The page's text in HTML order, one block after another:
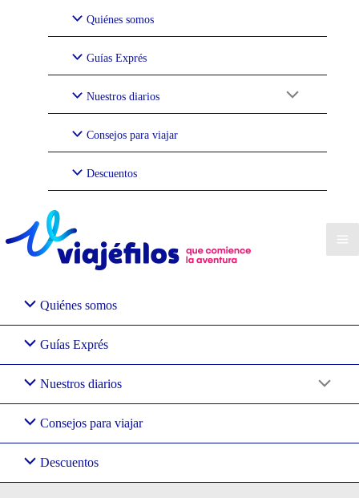
Quiénes somos
Guías Exprés
Nuestros diarios
Consejos para viajar
Descuentos
Quiénes somos
Guías Exprés
Nuestros diarios
Consejos para viajar
Descuentos